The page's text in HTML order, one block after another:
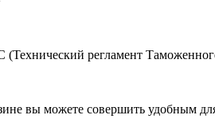
(Технический регламент
вы можете совершить удобным